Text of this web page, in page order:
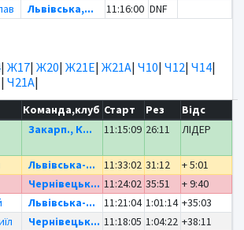
Львівська,... 11:16:00 DNF
| Ж17| Ж20| Ж21Е| Ж21А| Ч10| Ч12| Ч14|
| Ч21А|
Команда,клуб Старт Рез
Відс
Закарп., К... 11:15:09 26:11 ЛІДЕР
Львівська-... 11:33:02 31:12
+ 5:01
Чернівецьк... 11:24:02 35:51
+ 9:40
Львівська-... 11:21:04 1:01:14 +35:03
Чернівецьк... 11:18:05 1:04:22 +38:11